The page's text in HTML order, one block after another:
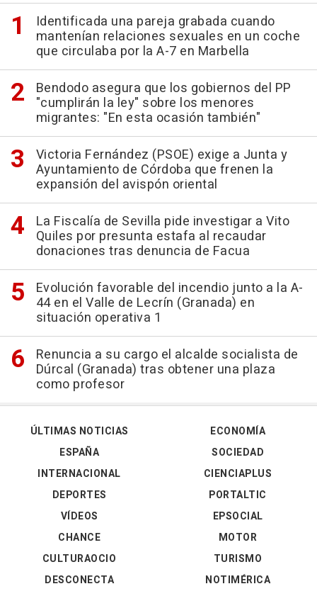
Identificada una pareja grabada cuando
mantenían relaciones sexuales en un coche
que circulaba por la A-7 en Marbella
Bendodo asegura que los gobiernos del PP
"cumplirán la ley" sobre los menores
migrantes: "En esta ocasión también"
Victoria Fernández (PSOE) exige a Junta y
Ayuntamiento de Córdoba que frenen la
expansión del avispón oriental
La Fiscalía de Sevilla pide investigar a Vito
Quiles por presunta estafa al recaudar
donaciones tras denuncia de Facua
Evolución favorable del incendio junto a la A-
44 en el Valle de Lecrín (Granada) en
situación operativa 1
Renuncia a su cargo el alcalde socialista de
Dúrcal (Granada) tras obtener una plaza
como profesor
ÚLTIMAS NOTICIAS
ESPAÑA
INTERNACIONAL
DEPORTES
VÍDEOS
ECONOMÍA
SOCIEDAD
CIENCIAPLUS
PORTALTIC
EPSOCIAL
CHANCE
CULTURAOCIO
DESCONECTA
MOTOR
TURISMO
NOTIMÉRICA